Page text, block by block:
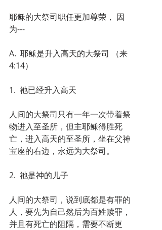
耶稣的大祭司职任更加尊荣， 因
为---
A.  耶稣是升入高天的大祭司 （来
4:14）
1.  祂已经升入高天
人间的大祭司只有一年一次带着祭
物进入至圣所，但主耶稣得胜死
亡，进入高天的至圣所，坐在父神
宝座的右边，永远为大祭司。
2.  祂是神的儿子
人间的大祭司，说到底都是有罪的
人，要先为自己然后为百姓赎罪，
并且有死亡的阻隔，需要不断更